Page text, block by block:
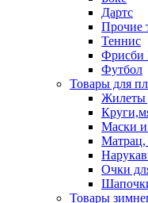
Дартс
Прочие
Теннис
Фрисби
Футбол
Товары для
Жилеты
Маски и
Очки
Товары